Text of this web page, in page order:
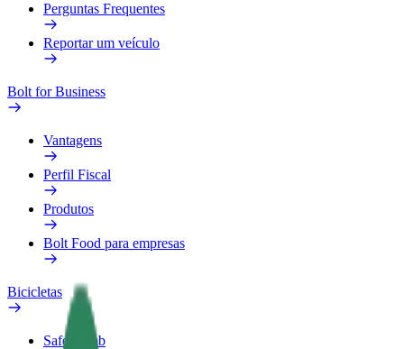
Perguntas Frequentes
Reportar um veículo
Bolt for Business
Vantagens
Perfil Fiscal
Produtos
Bolt Food para empresas
Bicicletas
Safety Lab